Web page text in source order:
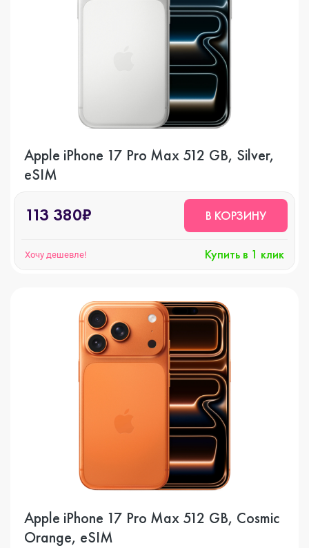
Apple iPhone 17 Pro Max 512 GB, Silver,
eSIM
113 380₽ В КОРЗИНУ
Хочу дешевле! Купить в 1 клик
Apple iPhone 17 Pro Max 512 GB, Cosmic
Orange, eSIM